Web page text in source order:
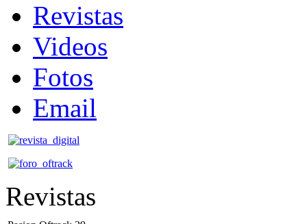
Revistas
Videos
Fotos
Email
Revistas